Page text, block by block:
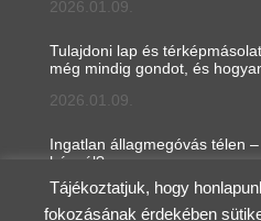
2026.01.09.
Tulajdoni lap és
még mindig gondot, és
2026.01.09.
Ingatlan állagmegóvás télen
háznál?
2026.01.05.
Tájékoztatjuk, hogy
fokozásának érdekében